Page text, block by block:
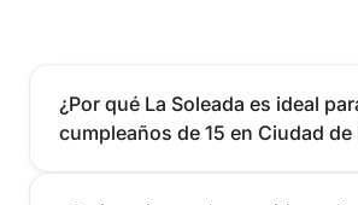
¿Por qué La Soleada es ideal
cumpleaños de 15 en Ciudad de